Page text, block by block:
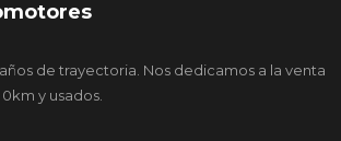
de trayectoria. Nos dedicamos a la venta
y usados.